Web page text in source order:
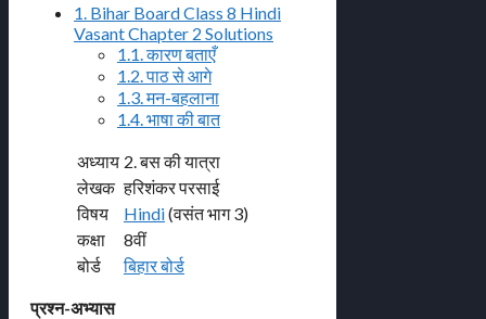
1. Bihar Board Class 8 Hindi
Vasant Chapter 2 Solutions
1.1. कारण बताएँ
1.2. पाठ से आगे
1.3. मन-बहलाना
1.4. भाषा की बात
अध्याय 2. बस की यात्रा
लेखक हरिशंकर परसाई
विषय
Hindi(वसंत भाग 3)
कक्षा
8वीं
बोर्ड
बिहार बोर्ड
प्रश्न-अभ्यास